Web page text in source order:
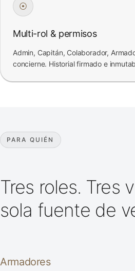
⦿
Multi-rol & permisos
Admin, Capitán, Colaborador,
concierne. Historial firmado e
PARA QUIÉN
Tres roles. Tres
sola fuente de
Armadores